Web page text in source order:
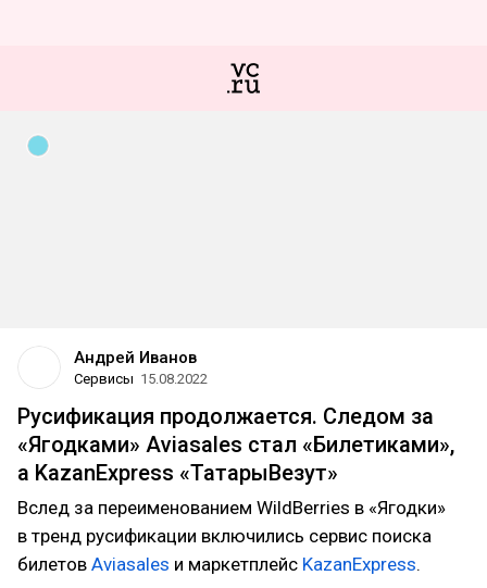
Андрей Иванов
Сервисы 15.08.2022
Русификация продолжается. Следом за
«Ягодками» Aviasales стал «Билетиками»,
а KazanExpress «ТатарыВезут»
Вслед за переименованием WildBerries в «Ягодки»
в тренд русификации включились сервис поиска
билетов Aviasales и маркетплейс KazanExpress.